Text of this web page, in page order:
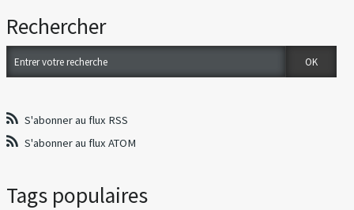
Rechercher
S'abonner au flux RSS
S'abonner au flux ATOM
Tags populaires